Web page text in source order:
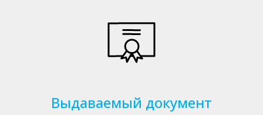
Выдаваемый документ